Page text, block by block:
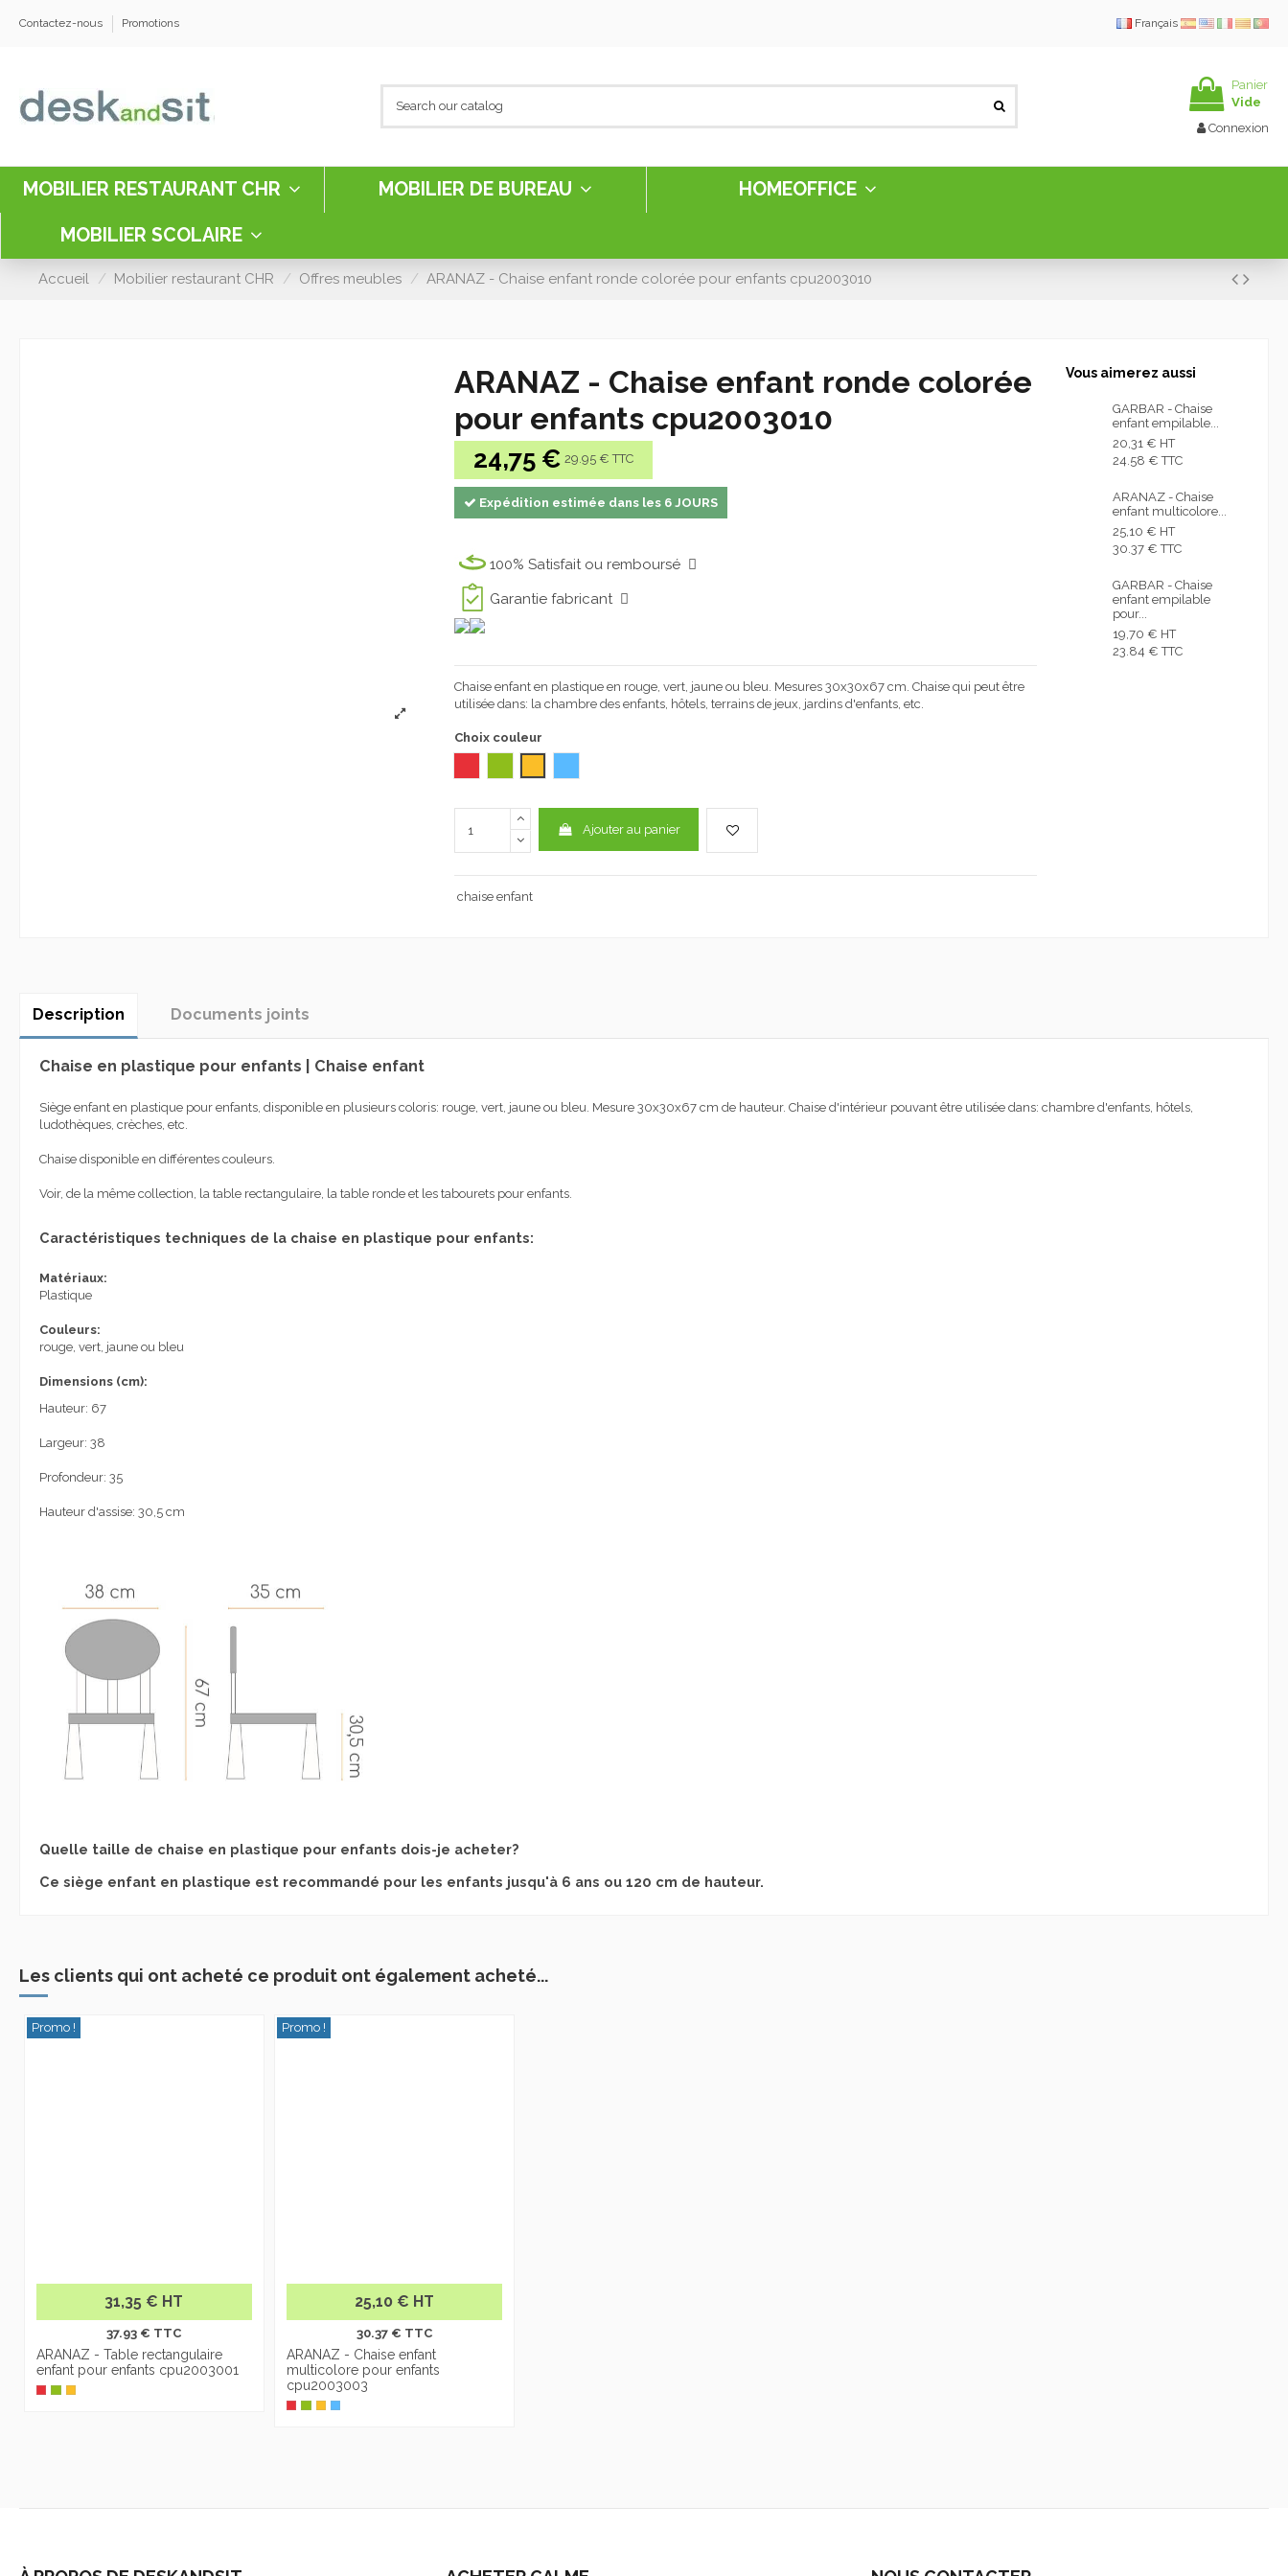
Contactez-nous Promotions Français
Panier
Vide
Connexion
MOBILIER RESTAURANT CHR MOBILIER DE BUREAU HOMEOFFICE
MOBILIER SCOLAIRE
Accueil Mobilier restaurant CHR Offres meubles ARANAZ - Chaise enfant ronde colorée pour enfants cpu2003010
ARANAZ - Chaise enfant ronde colorée
pour enfants cpu2003010
24,75 € 29.95 € TTC
Expédition estimée dans les 6 JOURS
100% Satisfait ou remboursé
Garantie fabricant
Chaise enfant en plastique en rouge, vert, jaune ou bleu. Mesures 30x30x67 cm. Chaise qui peut être
utilisée dans: la chambre des enfants, hôtels, terrains de jeux, jardins d'enfants, etc.
Choix couleur
Ajouter au panier
chaise enfant
Vous aimerez aussi
GARBAR - Chaise
enfant empilable...
20,31 € HT
24.58 € TTC
ARANAZ - Chaise
enfant multicolore...
25,10 € HT
30.37 € TTC
GARBAR - Chaise
enfant empilable
pour...
19,70 € HT
23.84 € TTC
Description Documents joints
Chaise en plastique pour enfants | Chaise enfant
Siège enfant en plastique pour enfants, disponible en plusieurs coloris: rouge, vert, jaune ou bleu. Mesure 30x30x67 cm de hauteur. Chaise d'intérieur pouvant être utilisée dans: chambre d'enfants, hôtels,
ludothèques, crèches, etc.
Chaise disponible en différentes couleurs.
Voir, de la même collection, la table rectangulaire, la table ronde et les tabourets pour enfants.
Caractéristiques techniques de la chaise en plastique pour enfants:
Matériaux:
Plastique
Couleurs:
rouge, vert, jaune ou bleu
Dimensions (cm):
Hauteur: 67
Largeur: 38
Profondeur: 35
Hauteur d'assise: 30,5 cm
Quelle taille de chaise en plastique pour enfants dois-je acheter?
Ce siège enfant en plastique est recommandé pour les enfants jusqu'à 6 ans ou 120 cm de hauteur.
Les clients qui ont acheté ce produit ont également acheté...
Promo !
31,35 € HT
37.93 € TTC
ARANAZ - Table rectangulaire
enfant pour enfants cpu2003001
Promo !
25,10 € HT
30.37 € TTC
ARANAZ - Chaise enfant
multicolore pour enfants
cpu2003003